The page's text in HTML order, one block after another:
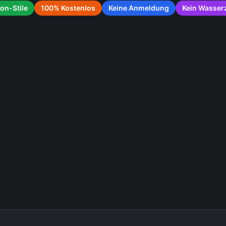
Stile 100% Kostenlos Keine Anmeldung Kein